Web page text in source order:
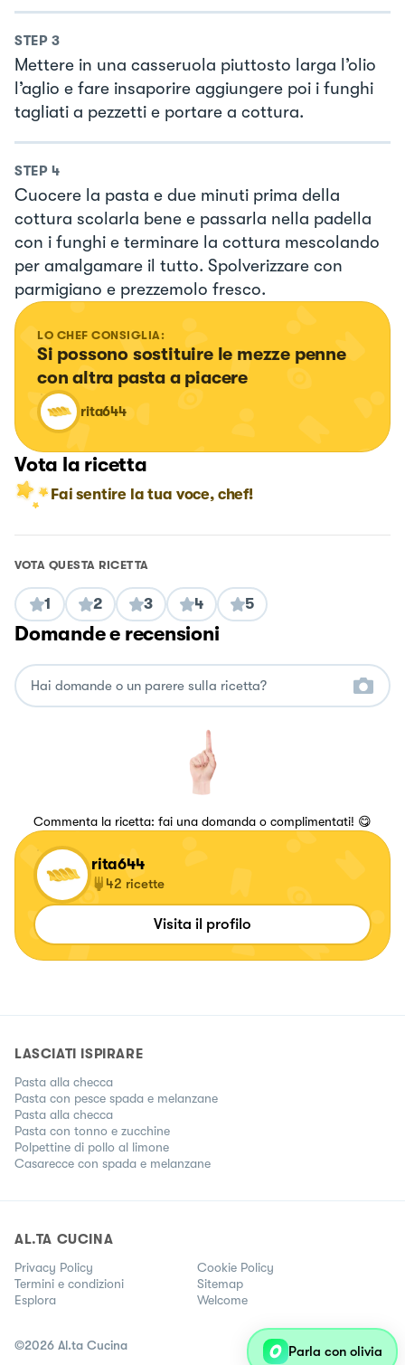
STEP 3
Mettere in una casseruola piuttosto larga l’olio
l’aglio e fare insaporire aggiungere poi i funghi
tagliati a pezzetti e portare a cottura.
STEP 4
Cuocere la pasta e due minuti prima della
cottura scolarla bene e passarla nella padella
con i funghi e terminare la cottura mescolando
per amalgamare il tutto. Spolverizzare con
parmigiano e prezzemolo fresco.
LO CHEF CONSIGLIA:
Si possono sostituire le mezze penne
con altra pasta a piacere
rita644
Vota la ricetta
Fai sentire la tua voce, chef!
VOTA QUESTA RICETTA
1 2 3 4 5
Domande e recensioni
Commenta la ricetta: fai una domanda o complimentati! 😋
rita644
42 ricette
Visita il profilo
LASCIATI ISPIRARE
Pasta alla checca
Pasta con pesce spada e melanzane
Pasta alla checca
Pasta con tonno e zucchine
Polpettine di pollo al limone
Casarecce con spada e melanzane
AL.TA CUCINA
Privacy Policy
Cookie Policy
Termini e condizioni
Sitemap
Esplora
Welcome
©2026 Al.ta Cucina Parla con olivia